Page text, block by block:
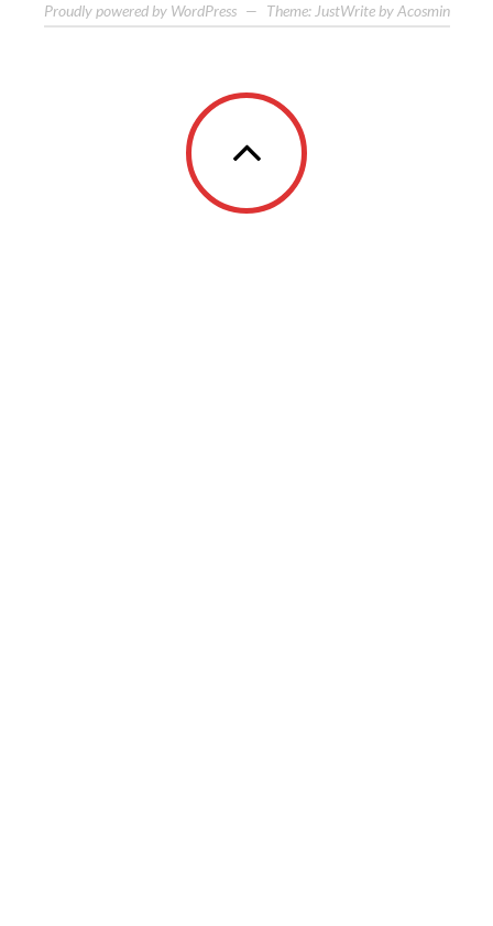
Proudly powered by WordPress — Theme: JustWrite by Acosmin